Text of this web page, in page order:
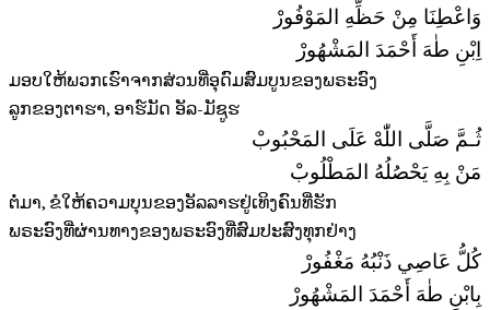
وَاعْطِنَا مِنْ حَظِّهِ المَوْفُورْ
اِبْنِ طٰهَ أَحْمَدَ المَشْهُورْ
ມອບໃຫ້ພວກເຮົາຈາກສ່ວນທີ່ອຸດົມສົມບູນຂອງພຣະອົງ
ລູກຂອງຕາຮາ, ອາຮ໌ມັດ ອັລ-ມັຊູຮ
ثُـمَّ صَلَّى اللّٰهْ عَلَى المَحْبُوبْ
مَنْ بِهِ يَحْصُلُهُ المَطْلُوبْ
ຕໍ່ມາ, ຂໍໃຫ້ຄວາມບຸນຂອງອັລລາຮຢູ່ເທິງຄົນທີ່ຮັກ
ພຣະອົງທີ່ຜ່ານທາງຂອງພຣະອົງທີ່ສົມປະສົງທຸກຢ່າງ
كُلُّ عَاصِي ذَنْبُهُ مَغْفُورْ
بِابْنِ طٰهَ أَحْمَدَ المَشْهُورْ